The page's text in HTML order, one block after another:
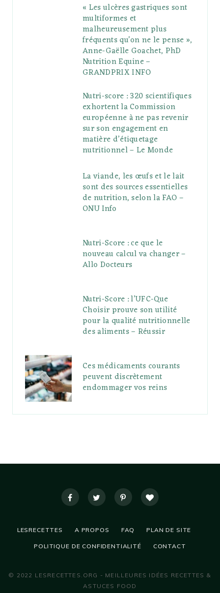
« Les ulcères gastriques sont
multiformes et
malheureusement plus
fréquents qu’on ne le pense »,
Anne-Gaëlle Goachet, PhD
Nutrition Equine –
GRANDPRIX INFO
Nutri-score : 320 scientifiques
exhortent la Commission
européenne à ne pas revenir
sur son engagement en
matière d’étiquetage
nutritionnel – Le Monde
La viande, les œufs et le lait
sont des sources essentielles
de nutrition, selon la FAO –
ONU Info
Nutri-Score : ce que le
nouveau calcul va changer –
Allo Docteurs
Nutri-Score : l’UFC-Que
Choisir prouve son utilité
pour la qualité nutritionnelle
des aliments – Réussir
Ces médicaments courants
peuvent discrètement
endommager vos reins
LESRECETTES A PROPOS FAQ PLAN DE SITE
POLITIQUE DE CONFIDENTIALITÉ CONTACT
© 2022 LESRECETTES.ORG - MEILLEURES IDÉES RECETTES &
ASTUCES FOOD